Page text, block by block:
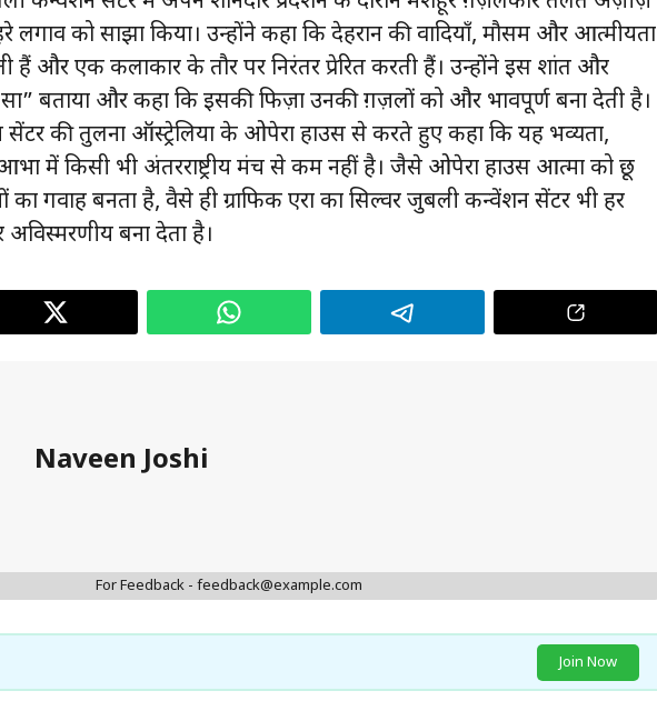
लगाव को साझा किया। उन्होंने कहा कि देहरादून की वादियाँ, मौसम और आत्मीयता
हैं और एक कलाकार के तौर पर निरंतर प्रेरित करती हैं। उन्होंने इस शांत और
बताया और कहा कि इसकी फिज़ा उनकी ग़ज़लों को और भावपूर्ण बना देती है।
सेंटर की तुलना ऑस्ट्रेलिया के ओपेरा हाउस से करते हुए कहा कि यह भव्यता,
में किसी भी अंतरराष्ट्रीय मंच से कम नहीं है। जैसे ओपेरा हाउस आत्मा को छू
गवाह बनता है, वैसे ही ग्राफिक एरा का सिल्वर जुबली कन्वेंशन सेंटर भी हर
अविस्मरणीय बना देता है।
Naveen Joshi
For Feedback - feedback@example.com
Join Now